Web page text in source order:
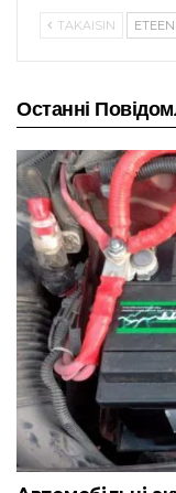
TAKAISIN
Останні